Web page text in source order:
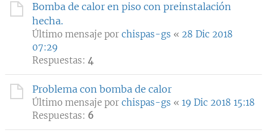
Bomba de calor en piso con preinstalación
hecha.
Último mensaje por chispas-gs « 28 Dic 2018
07:29
Respuestas: 4
Problema con bomba de calor
Último mensaje por chispas-gs « 19 Dic 2018 15:18
Respuestas: 6